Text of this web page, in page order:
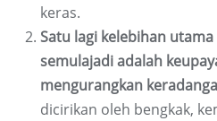
keras.
Satu lagi kelebihan
semulajadi adalah
mengurangkan
dicirikan oleh bengkak,